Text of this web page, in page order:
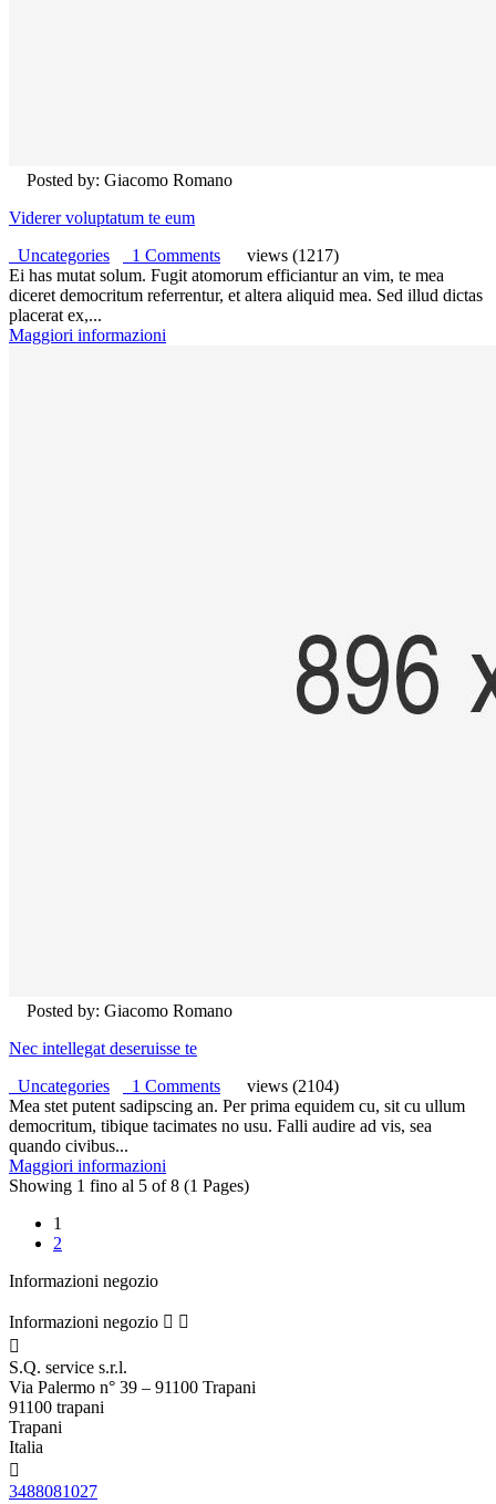
Posted by: Giacomo Romano
Viderer voluptatum te eum
Uncategories
1 Comments
views (1217)
Ei has mutat solum. Fugit atomorum efficiantur an vim, te mea
diceret democritum referrentur, et altera aliquid mea. Sed illud dictas
placerat ex,...
Maggiori informazioni
Posted by: Giacomo Romano
Nec intellegat deseruisse te
Uncategories
1 Comments
views (2104)
Mea stet putent sadipscing an. Per prima equidem cu, sit cu ullum
democritum, tibique tacimates no usu. Falli audire ad vis, sea
quando civibus...
Maggiori informazioni
Showing 1 fino al 5 of 8 (1 Pages)
1
2
Informazioni negozio
Informazioni negozio  

S.Q. service s.r.l.
Via Palermo n° 39 – 91100 Trapani
91100 trapani
Trapani
Italia

3488081027